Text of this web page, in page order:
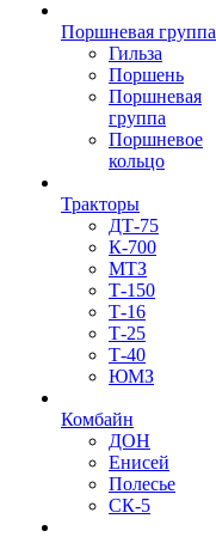
Поршневая группа
Гильза
Поршень
Поршневая
группа
Поршневое
кольцо
Тракторы
ДТ-75
К-700
МТЗ
Т-150
Т-16
Т-25
Т-40
ЮМЗ
Комбайн
ДОН
Енисей
Полесье
СК-5